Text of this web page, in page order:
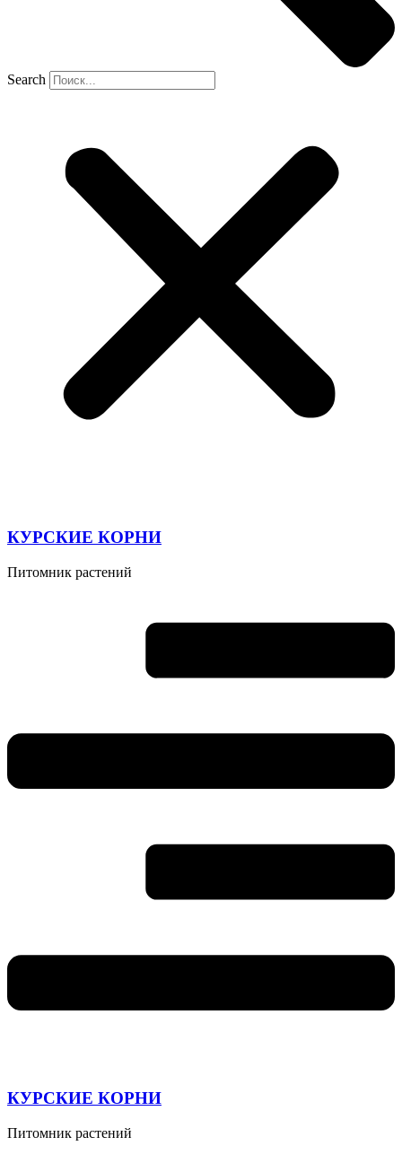
Search
КУРСКИЕ КОРНИ
Питомник растений
КУРСКИЕ КОРНИ
Питомник растений